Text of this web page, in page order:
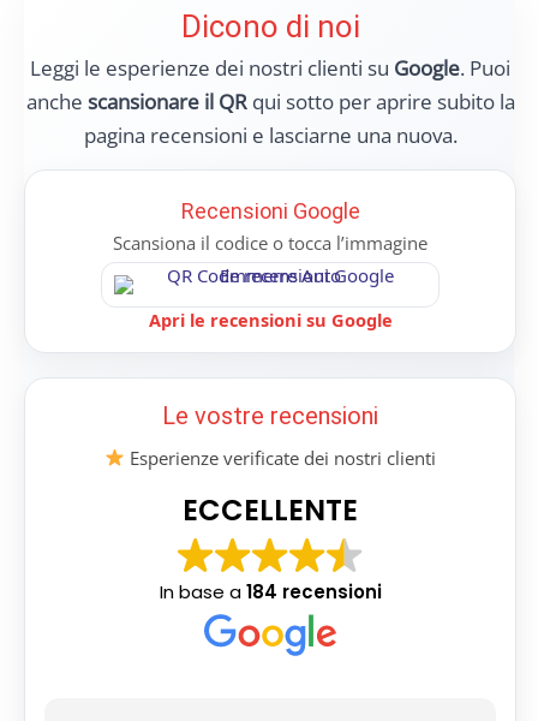
Dicono di noi
Leggi le esperienze dei nostri clienti su Google. Puoi
anche scansionare il QRqui sotto per aprire subito la
pagina recensioni e lasciarne una nuova.
Recensioni Google
Scansiona il codice o tocca l’immagine
Apri le recensioni su Google
Le vostre recensioni
Esperienze verificate dei nostri clienti
ECCELLENTE
In base a184 recensioni